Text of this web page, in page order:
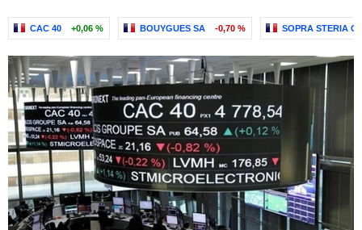
CAC 40 +0,06 % BOUYGUES SA -0,70 % SOPRA STERIA